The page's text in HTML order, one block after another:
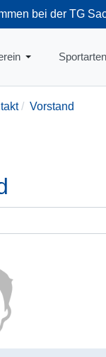
bei der TG
+49-
Sportarten
Vorstand